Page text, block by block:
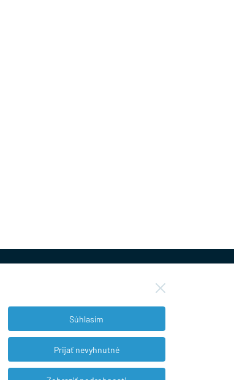
NEWSLETTER
Súhlasím
Prijať nevyhnutné